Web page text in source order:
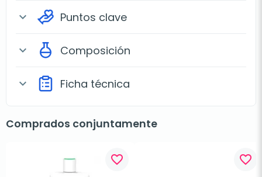
expand_more Puntos clave
expand_more Composición
expand_more Ficha técnica
Comprados conjuntamente
favorite_border favorite_border